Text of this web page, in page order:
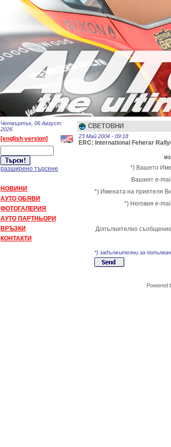
Четвъртък, 06 Август
2026
[english version]
разширено търсене
НОВИНИ
АУТО ОБЯВИ
ФОТОГАЛЕРИЯ
АУТО ПАРТНЬОРИ
ВРЪЗКИ
КОНТАКТИ
СВЕТОВНИ
23 Май 2004 - 09:18
ERC: International Feherar
*) Вашето
Вашият e-
*) Имената на приятеля
*) Неговия e-
Допълнително
*) задължителни за
Powered